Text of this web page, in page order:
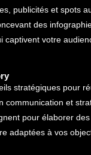
publicités et spots
des
captivent votre
stratégiques pour
communication et
pour élaborer
adaptées à vos